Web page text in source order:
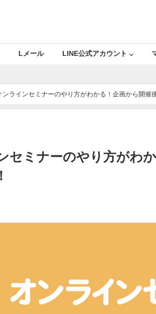
Lメール LINE公式アカウント ⌵
ンラインセミナーのやり方がわかる！企画から開催
セミナーのやり方がわ